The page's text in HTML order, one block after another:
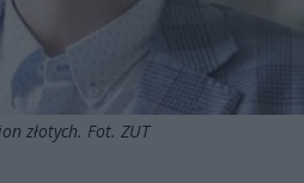
złotych. Fot. ZUT